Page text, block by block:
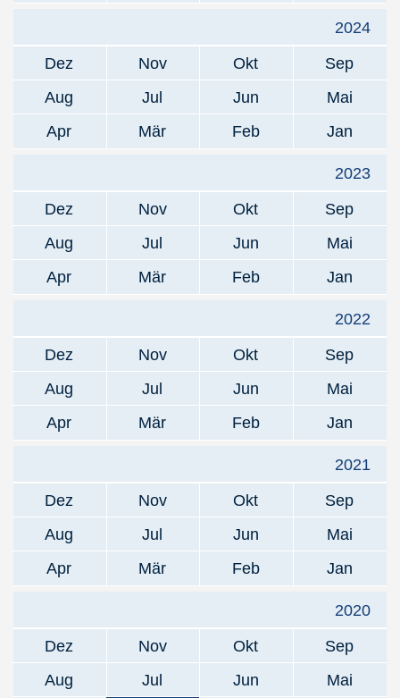
2024
Dez
Nov Okt
Sep
Aug
Jul Jun
Mai
Apr
Mär Feb Jan
2023
Dez
Nov Okt
Sep
Aug
Jul Jun
Mai
Apr
Mär Feb Jan
2022
Dez
Nov Okt
Sep
Aug
Jul Jun
Mai
Apr
Mär Feb Jan
2021
Dez
Nov Okt
Sep
Aug
Jul Jun
Mai
Apr
Mär Feb Jan
2020
Dez
Nov Okt
Sep
Aug
Jul Jun
Mai